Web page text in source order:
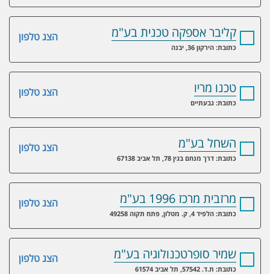
הצג טלפון קליבר אספקה טכנית בע"מ
כתובת: הירקון 36, יבנה
הצג טלפון טכנו מריו
כתובת: גבעתיים
הצג טלפון השחל בע"מ
כתובת: דרך מנחם בגין 78, תל אביב 67138
הצג טלפון מרזבית מרכז 1996 בע"מ
כתובת: הלפיד 4, ק. מטלון, פתח תקוה 49258
הצג טלפון שמיר סופרטכנולוגיה בע"מ
כתובת: ת.ד. 57542, תל אביב 61574